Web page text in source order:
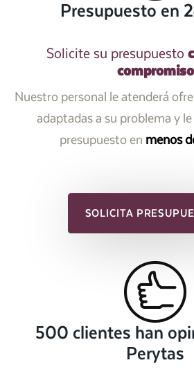
Presupuesto en
Solicite su presupuesto
compromiso
Nuestro personal le atenderá
adaptadas a su problema y
presupuesto en menos
SOLICITA
500 clientes han
Perytas